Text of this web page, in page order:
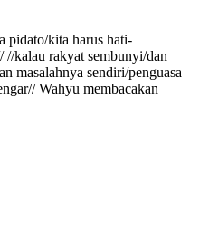
pidato/kita harus hati-
//kalau rakyat sembunyi/dan
masalahnya sendiri/penguasa
Wahyu membacakan